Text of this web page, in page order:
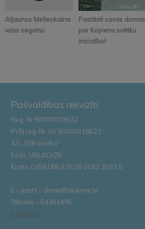
Atjaunos Melleņkalna
ielas segumu
Pastāsti savas domas
par Kopienu svētku
iniciatīvu!
Pašvaldības rekvizīti
Reģ. Nr.90000018622
PVN reģ. Nr. LV 90000018622
AS „SEB banka”
Kods: UNLALV2X
Konts: LV58 UNLA 0025 0041 3033 5
E – pasts – dome@aluksne.lv
Tālrunis – 64381496
E-adrese